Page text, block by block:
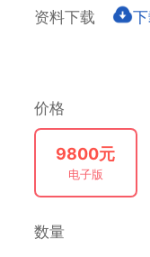
资料下载
价格
9800元
电子版
数量